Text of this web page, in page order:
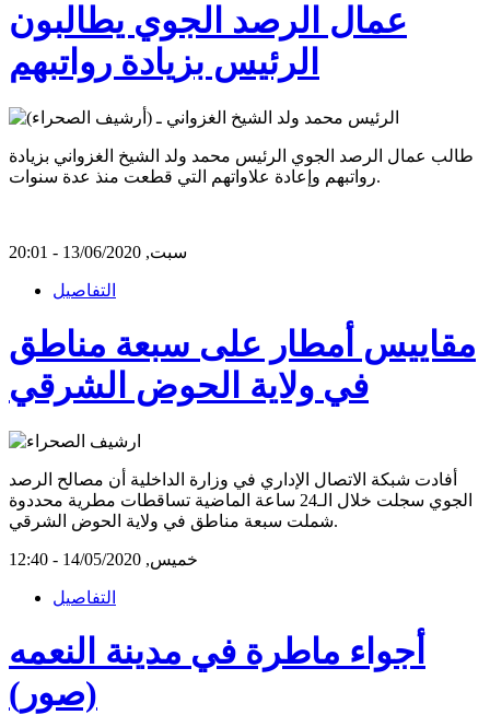
عمال الرصد الجوي يطالبون
الرئيس بزيادة رواتبهم
طالب عمال الرصد الجوي الرئيس محمد ولد الشيخ الغزواني بزيادة
رواتبهم وإعادة علاواتهم التي قطعت منذ عدة سنوات.
سبت, 13/06/2020 - 20:01
التفاصيل
مقاييس أمطار على سبعة مناطق
في ولاية الحوض الشرقي
أفادت شبكة الاتصال الإداري في وزارة الداخلية أن مصالح الرصد
الجوي سجلت خلال الـ24 ساعة الماضية تساقطات مطرية محددوة
شملت سبعة مناطق في ولاية الحوض الشرقي.
خميس, 14/05/2020 - 12:40
التفاصيل
أجواء ماطرة في مدينة النعمه
(صور)